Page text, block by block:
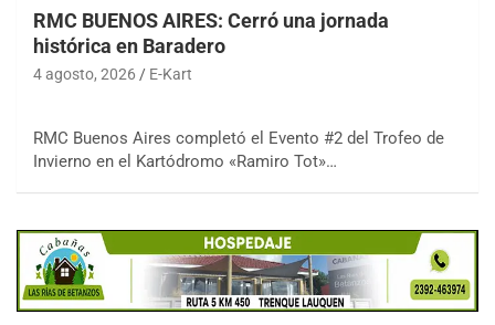
RMC BUENOS AIRES: Cerró una jornada
histórica en Baradero
4 agosto, 2026 E-Kart
RMC Buenos Aires completó el Evento #2 del Trofeo de
Invierno en el Kartódromo «Ramiro Tot»…